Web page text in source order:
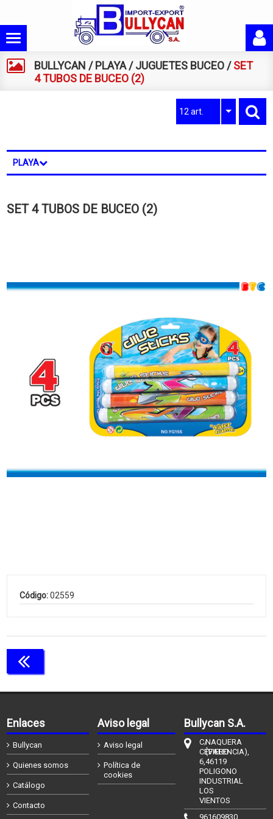
BULLYCAN /PLAYA/JUGUETES BUCEO /SET
4 TUBOS DE BUCEO (2)
12 art.
PLAYA
SET 4 TUBOS DE BUCEO (2)
Código:02559
Enlaces
Bullycan
Quienes somos
Catálogo
Contacto
Aviso legal
Aviso legal
Política de
cookies
Bullycan S.A.
C/
CÉFIERO
6,
POLIGONO
INDUSTRIAL
LOS
VIENTOS
NAQUERA
(VALENCIA),
46119
961609830